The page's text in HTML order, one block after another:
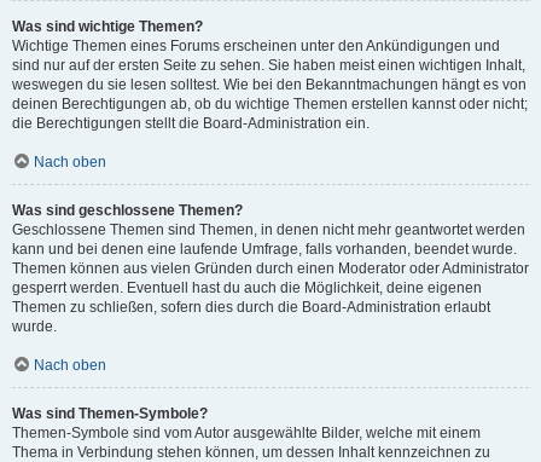
Was sind wichtige Themen?
Wichtige Themen eines Forums erscheinen unter den Ankündigungen und
sind nur auf der ersten Seite zu sehen. Sie haben meist einen wichtigen Inhalt,
weswegen du sie lesen solltest. Wie bei den Bekanntmachungen hängt es von
deinen Berechtigungen ab, ob du wichtige Themen erstellen kannst oder nicht;
die Berechtigungen stellt die Board-Administration ein.
Nach oben
Was sind geschlossene Themen?
Geschlossene Themen sind Themen, in denen nicht mehr geantwortet werden
kann und bei denen eine laufende Umfrage, falls vorhanden, beendet wurde.
Themen können aus vielen Gründen durch einen Moderator oder Administrator
gesperrt werden. Eventuell hast du auch die Möglichkeit, deine eigenen
Themen zu schließen, sofern dies durch die Board-Administration erlaubt
wurde.
Nach oben
Was sind Themen-Symbole?
Themen-Symbole sind vom Autor ausgewählte Bilder, welche mit einem
Thema in Verbindung stehen können, um dessen Inhalt kennzeichnen zu